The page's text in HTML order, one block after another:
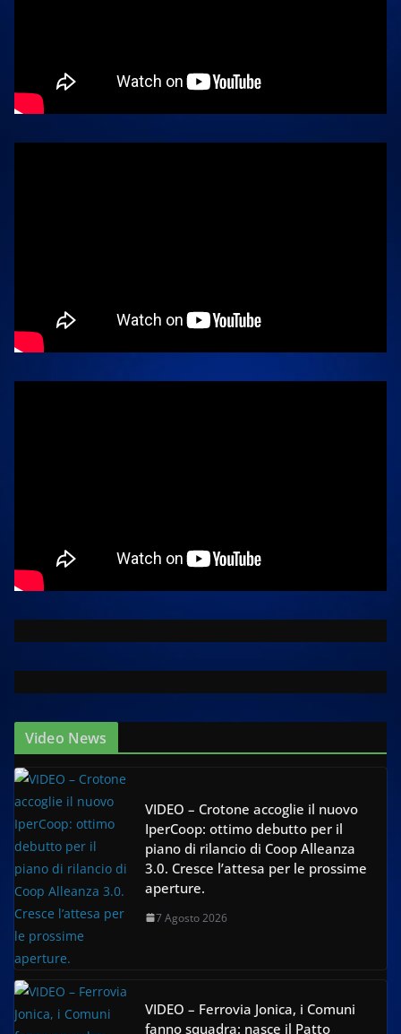
Video News
VIDEO – Crotone accoglie il nuovo
IperCoop: ottimo debutto per il
piano di rilancio di Coop Alleanza
3.0. Cresce l’attesa per le prossime
aperture.
7 Agosto 2026
VIDEO – Ferrovia Jonica, i Comuni
fanno squadra: nasce il Patto